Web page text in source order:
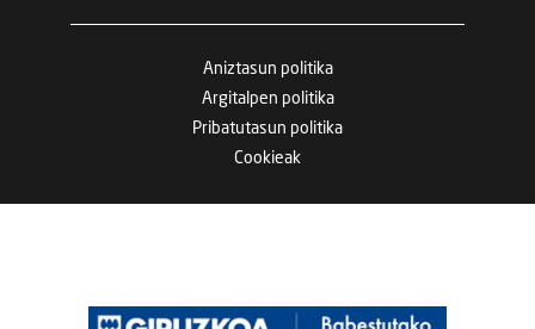
Aniztasun politika
Argitalpen politika
Pribatutasun politika
Cookieak